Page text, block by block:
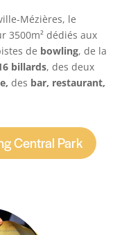
Mézières, le
3500m² dédiés aux
de bowling, de la
billards, des deux
des bar, restaurant,
Central Park